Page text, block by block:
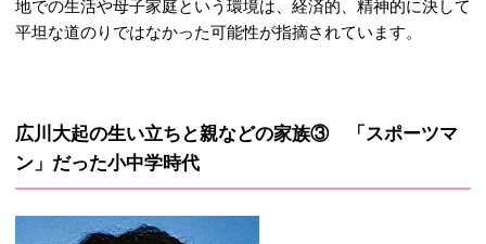
地での生活や母子家庭という環境は、経済的、精神的に決して
平坦な道のりではなかった可能性が指摘されています。
広川大起の生い立ちと親などの家族③
「スポーツマ
ン」だった小中学時代